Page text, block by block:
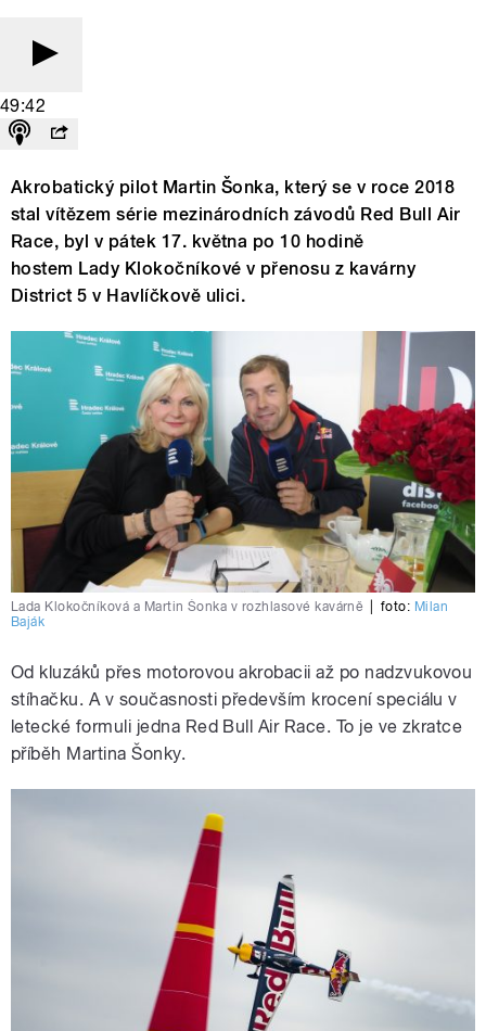
49:42
Akrobatický pilot Martin Šonka, který se v roce 2018
stal vítězem série mezinárodních závodů Red Bull Air
Race, byl v pátek 17. května po 10 hodině
hostem Lady Klokočníkové v přenosu z kavárny
District 5 v Havlíčkově ulici.
Lada Klokočníková a Martin Šonka v rozhlasové kavárně foto: Milan
Baják
Od kluzáků přes motorovou akrobacii až po nadzvukovou
stíhačku. A v současnosti především krocení speciálu v
letecké formuli jedna Red Bull Air Race. To je ve zkratce
příběh Martina Šonky.